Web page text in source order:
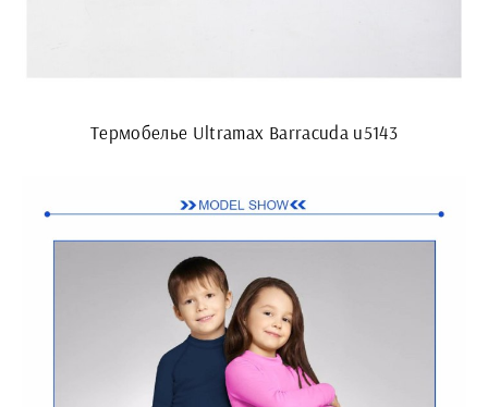
Термобелье Ultramax Barracuda u5143